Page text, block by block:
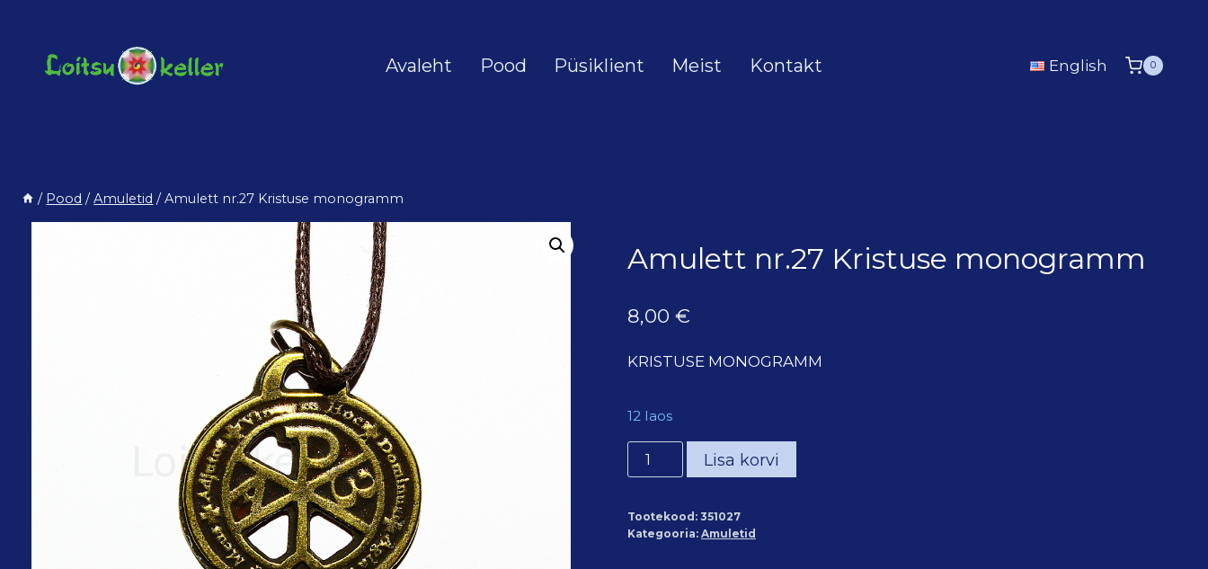
content
Avaleht Pood Püsiklient Meist Kontakt English 0
/ Pood / Amuletid / Amulett nr.27 Kristuse monogramm
Amulett nr.27 Kristuse monogramm
8,00 €
KRISTUSE MONOGRAMM
12 laos
Amulett
nr.27
monogramm
Lisa korvi
Tootekood: 351027
Kategooria: Amuletid